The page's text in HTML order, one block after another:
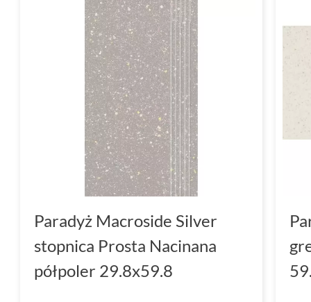
Paradyż Macroside Silver
stopnica Prosta Nacinana
półpoler 29.8x59.8